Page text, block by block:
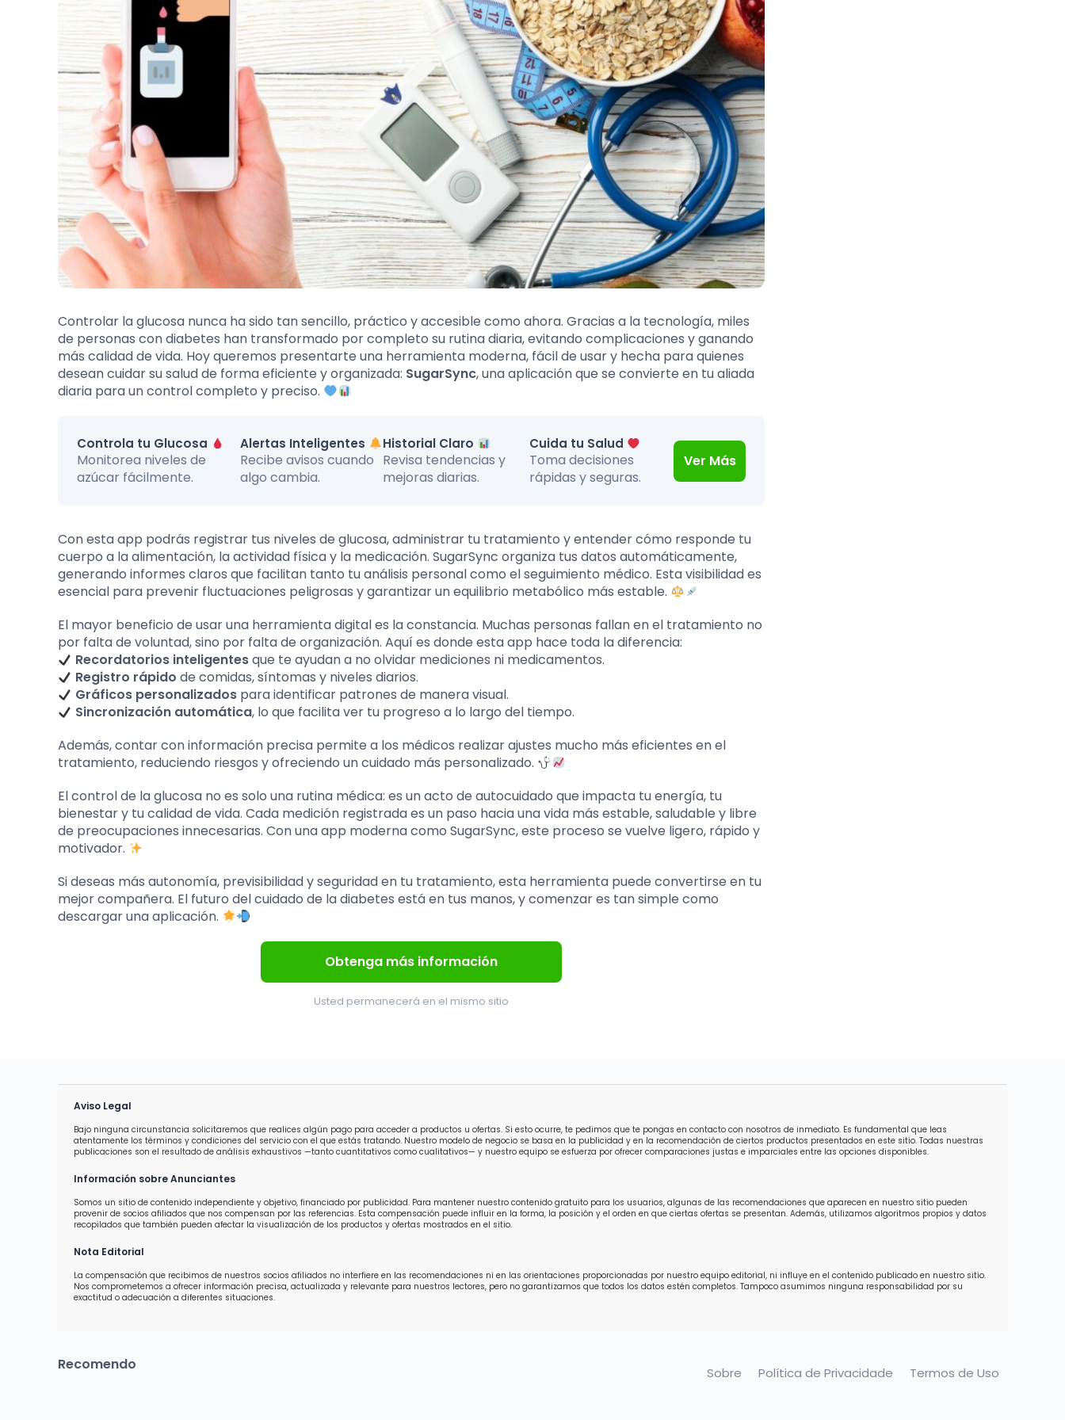
Controlar la glucosa nunca ha sido tan sencillo, práctico y accesible como ahora. Gracias a la tecnología, miles
de personas con diabetes han transformado por completo su rutina diaria, evitando complicaciones y ganando
más calidad de vida. Hoy queremos presentarte una herramienta moderna, fácil de usar y hecha para quienes
desean cuidar su salud de forma eficiente y organizada: SugarSync, una aplicación que se convierte en tu aliada
diaria para un control completo y preciso.
Controla tu Glucosa
Monitorea niveles de
azúcar fácilmente.
Alertas Inteligentes
Recibe avisos cuando
algo cambia.
Historial Claro
Revisa tendencias y
mejoras diarias.
Cuida tu Salud
Toma decisiones
rápidas y seguras.
Ver Más
Con esta app podrás registrar tus niveles de glucosa, administrar tu tratamiento y entender cómo responde tu
cuerpo a la alimentación, la actividad física y la medicación. SugarSync organiza tus datos automáticamente,
generando informes claros que facilitan tanto tu análisis personal como el seguimiento médico. Esta visibilidad es
esencial para prevenir fluctuaciones peligrosas y garantizar un equilibrio metabólico más estable.
El mayor beneficio de usar una herramienta digital es la constancia. Muchas personas fallan en el tratamiento no
por falta de voluntad, sino por falta de organización. Aquí es donde esta app hace toda la diferencia:
Recordatorios inteligentesque te ayudan a no olvidar mediciones ni medicamentos.
Registro rápido de comidas, síntomas y niveles diarios.
Gráficos personalizados para identificar patrones de manera visual.
Sincronización automática, lo que facilita ver tu progreso a lo largo del tiempo.
Además, contar con información precisa permite a los médicos realizar ajustes mucho más eficientes en el
tratamiento, reduciendo riesgos y ofreciendo un cuidado más personalizado.
El control de la glucosa no es solo una rutina médica: es un acto de autocuidado que impacta tu energía, tu
bienestar y tu calidad de vida. Cada medición registrada es un paso hacia una vida más estable, saludable y libre
de preocupaciones innecesarias. Con una app moderna como SugarSync, este proceso se vuelve ligero, rápido y
motivador.
Si deseas más autonomía, previsibilidad y seguridad en tu tratamiento, esta herramienta puede convertirse en tu
mejor compañera. El futuro del cuidado de la diabetes está en tus manos, y comenzar es tan simple como
descargar una aplicación.
Obtenga más información
Usted permanecerá en el mismo sitio
Aviso Legal
Bajo ninguna circunstancia solicitaremos que realices algún pago para acceder a productos u ofertas. Si esto ocurre, te pedimos que te pongas en contacto con nosotros de inmediato. Es fundamental que leas
atentamente los términos y condiciones del servicio con el que estás tratando. Nuestro modelo de negocio se basa en la publicidad y en la recomendación de ciertos productos presentados en este sitio. Todas nuestras
publicaciones son el resultado de análisis exhaustivos —tanto cuantitativos como cualitativos— y nuestro equipo se esfuerza por ofrecer comparaciones justas e imparciales entre las opciones disponibles.
Información sobre Anunciantes
Somos un sitio de contenido independiente y objetivo, financiado por publicidad. Para mantener nuestro contenido gratuito para los usuarios, algunas de las recomendaciones que aparecen en nuestro sitio pueden
provenir de socios afiliados que nos compensan por las referencias. Esta compensación puede influir en la forma, la posición y el orden en que ciertas ofertas se presentan. Además, utilizamos algoritmos propios y datos
recopilados que también pueden afectar la visualización de los productos y ofertas mostrados en el sitio.
Nota Editorial
La compensación que recibimos de nuestros socios afiliados no interfiere en las recomendaciones ni en las orientaciones proporcionadas por nuestro equipo editorial, ni influye en el contenido publicado en nuestro sitio.
Nos comprometemos a ofrecer información precisa, actualizada y relevante para nuestros lectores, pero no garantizamos que todos los datos estén completos. Tampoco asumimos ninguna responsabilidad por su
exactitud o adecuación a diferentes situaciones.
Recomendo Sobre Política de Privacidade Termos de Uso